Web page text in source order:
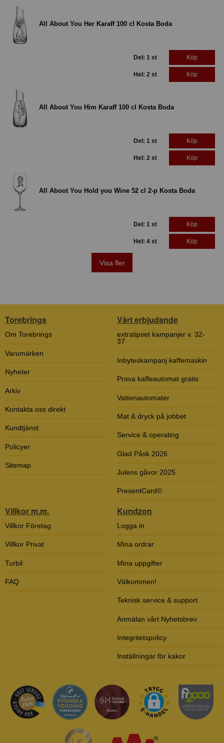
All About You Her Karaff 100 cl Kosta Boda
Del: 1 st Köp
Hel: 2 st Köp
All About You Him Karaff 100 cl Kosta Boda
Del: 1 st Köp
Hel: 2 st Köp
All About You Hold you Wine 52 cl 2-p Kosta Boda
Del: 1 st Köp
Hel: 4 st Köp
Visa fler
Torebrings
Om Torebrings
Varumärken
Nyheter
Arkiv
Kontakta oss direkt
Kundtjänst
Policyer
Sitemap
Vårt erbjudande
extratipset kampanjer v. 32-
37
Inbyteskampanj kaffemaskin
Prova kaffeautomat gratis
Vattenautomater
Mat & dryck på jobbet
Service & operating
Glad Påsk 2026
Julens gåvor 2025
PresentCard©
Villkor m.m.
Villkor Företag
Villkor Privat
Turbil
FAQ
Kundzon
Logga in
Mina ordrar
Mina uppgifter
Välkommen!
Teknisk service & support
Anmälan vårt Nyhetsbrev
Integritetspolicy
Inställningar för kakor